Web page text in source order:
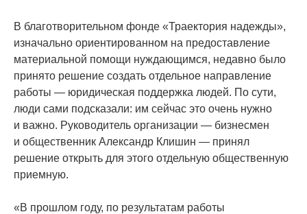
В благотворительном фонде «Траектория надежды»,
изначально ориентированном на предоставление
материальной помощи нуждающимся, недавно было
принято решение создать отдельное направление
работы — юридическая поддержка людей. По сути,
люди сами подсказали: им сейчас это очень нужно
и важно. Руководитель организации — бизнесмен
и общественник Александр Клишин — принял
решение открыть для этого отдельную общественную
приемную.
«В прошлом году, по результатам работы